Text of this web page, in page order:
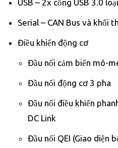
USB – 2x cổng USB 3.0
Serial – CAN Bus và khối
Điều khiển động cơ
Đầu nối cảm biến mô-
Đầu nối động cơ 3 pha
Đầu nối điều khiển
DC Link
Đầu nối QEI (Giao diện